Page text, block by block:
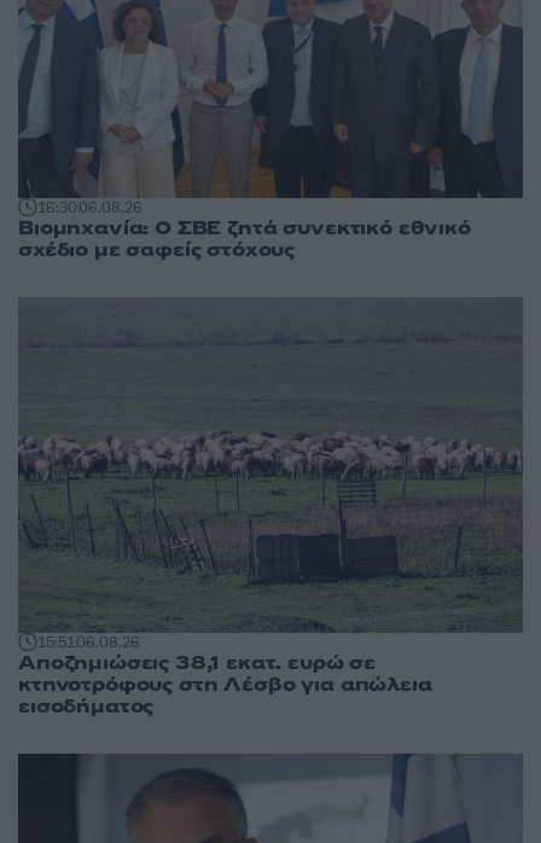
16:3006.08.26
Βιομηχανία: Ο ΣΒΕ ζητά συνεκτικό εθνικό
σχέδιο με σαφείς στόχους
15:5106.08.26
Αποζημιώσεις 38,1 εκατ. ευρώ σε
κτηνοτρόφους στη Λέσβο για απώλεια
εισοδήματος